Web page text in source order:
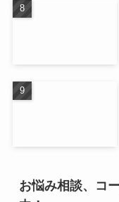
お悩み相談、コ